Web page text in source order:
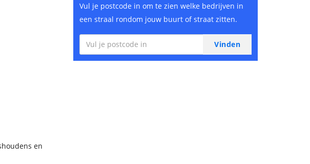
en
Vul je postcode in om te zien welke bedrijven in
een straal rondom jouw buurt of straat zitten.